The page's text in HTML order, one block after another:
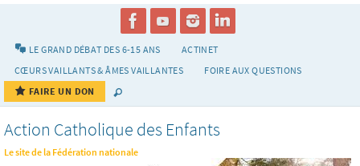
LE GRAND DÉBAT DES 6-15 ANS
ACTINET
CŒURS VAILLANTS & ÂMES VAILLANTES
FOIRE AUX QUESTIONS
FAIRE UN DON
Action Catholique des Enfants
Le site de la Fédération nationale